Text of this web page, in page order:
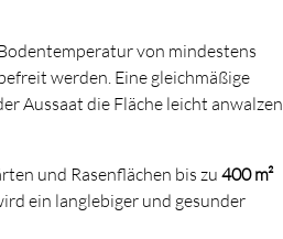
von mindestens
werden. Eine gleichmäßige
Aussaat die Fläche leicht anwalzen
und Rasenflächen bis zu 400 m²
ein langlebiger und gesunder